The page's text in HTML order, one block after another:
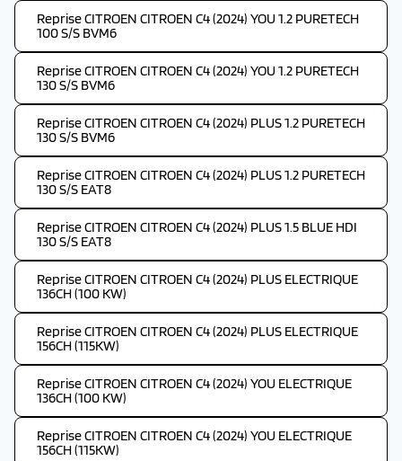
Reprise CITROEN CITROEN C4 (2024) YOU 1.2 PURETECH
100 S/S BVM6
Reprise CITROEN CITROEN C4 (2024) YOU 1.2 PURETECH
130 S/S BVM6
Reprise CITROEN CITROEN C4 (2024) PLUS 1.2 PURETECH
130 S/S BVM6
Reprise CITROEN CITROEN C4 (2024) PLUS 1.2 PURETECH
130 S/S EAT8
Reprise CITROEN CITROEN C4 (2024) PLUS 1.5 BLUE HDI
130 S/S EAT8
Reprise CITROEN CITROEN C4 (2024) PLUS ELECTRIQUE
136CH (100 KW)
Reprise CITROEN CITROEN C4 (2024) PLUS ELECTRIQUE
156CH (115KW)
Reprise CITROEN CITROEN C4 (2024) YOU ELECTRIQUE
136CH (100 KW)
Reprise CITROEN CITROEN C4 (2024) YOU ELECTRIQUE
156CH (115KW)